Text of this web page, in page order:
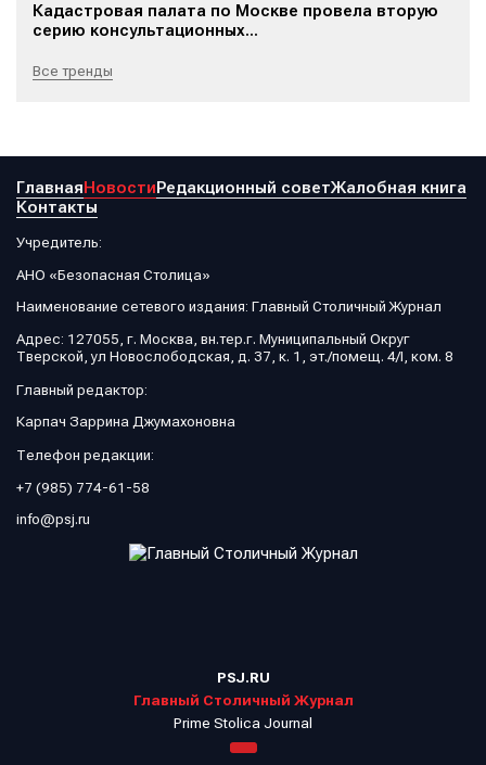
Кадастровая палата по Москве провела вторую
серию консультационных...
Все тренды
PSJ.RU
Главный Столичный Журнал
Prime Stolica Journal
ГлавнаяНовостиРедакционный советЖалобная книга
Контакты
Учредитель:
АНО «Безопасная Столица»
Наименование сетевого издания: Главный Столичный Журнал
Адрес: 127055, г. Москва, вн.тер.г. Муниципальный Округ
Тверской, ул Новослободская, д. 37, к. 1, эт./помещ. 4/I, ком. 8
Главный редактор:
Карпач Заррина Джумахоновна
Телефон редакции:
+7 (985) 774-61-58
info@psj.ru